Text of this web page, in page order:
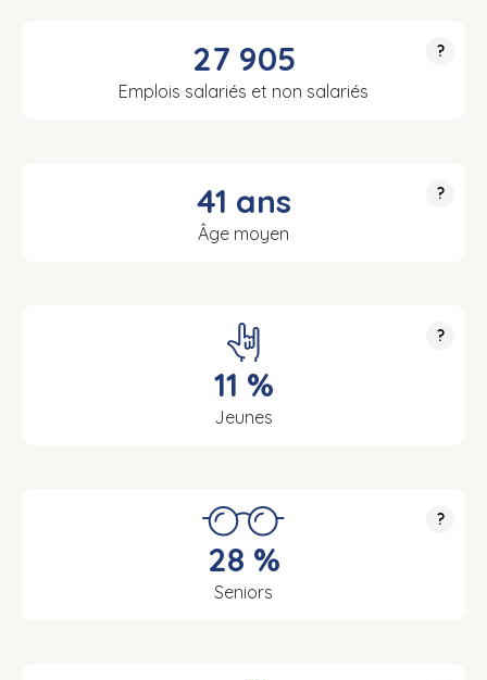
?
27 905
Emplois salariés et non salariés
?
41 ans
Âge moyen
?
11 %
Jeunes
?
28 %
Seniors